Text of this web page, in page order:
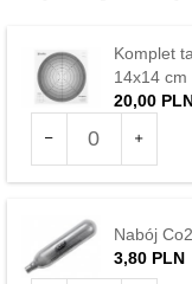
Komplet
14x14 cm
20,00
produktu
Nabój
3,80 PLN